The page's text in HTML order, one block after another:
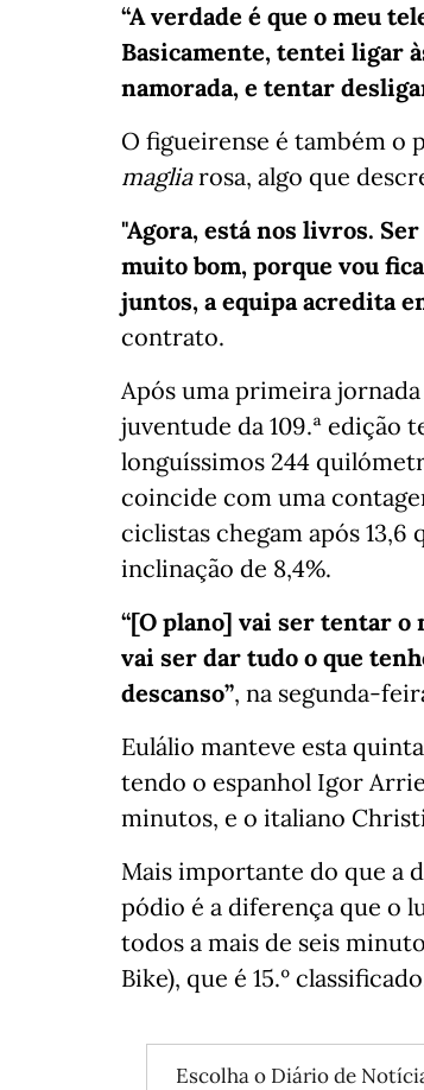
“A verdade é que o meu
Basicamente, tentei ligar
namorada, e tentar
O figueirense é também o
magliarosa, algo que
"Agora, está nos livros.
muito bom, porque vou
juntos, a equipa acredita
contrato.
Após uma primeira
juventude da 109.ª edição
longuíssimos 244
coincide com uma
ciclistas chegam após
inclinação de 8,4%.
“[O plano] vai ser tentar o
vai ser dar tudo o que
descanso”, na segunda-
Eulálio manteve esta
tendo o espanhol Igor
minutos, e o italiano
Mais importante do que a
pódio é a diferença que o
todos a mais de seis
Bike), que é 15.º
Escolha o Diário de